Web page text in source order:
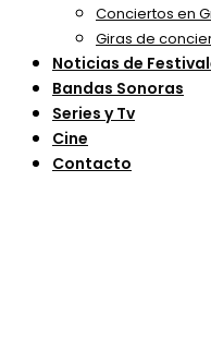
Conciertos en
Giras de
Noticias de
Bandas Sonoras
Series y Tv
Cine
Contacto